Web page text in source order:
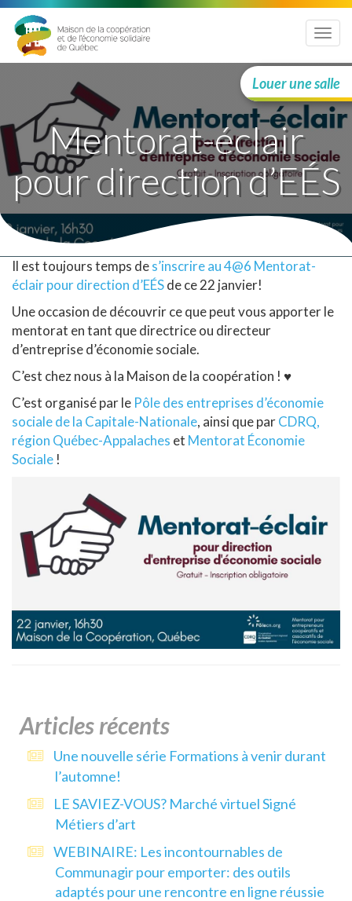
Menu
Louer une salle
Mentorat-éclair
pour direction d’EÉS
Il est toujours temps des’inscrire au 4@6 Mentorat-
éclair pour direction d’EÉSde ce 22 janvier!
Une occasion de découvrir ce que peut vous apporter le
mentorat en tant que directrice ou directeur
d’entreprise d’économie sociale.
C’est chez nous à la Maison de la coopération ! ♥
C’est organisé par le Pôle des entreprises d’économie
sociale de la Capitale-Nationale, ainsi que parCDRQ,
région Québec-Appalaches et Mentorat Économie
Sociale !
Articles récents
Une nouvelle série Formations à venir durant
l’automne!
LE SAVIEZ-VOUS? Marché virtuel Signé
Métiers d’art
WEBINAIRE: Les incontournables de
Communagir pour emporter: des outils
adaptés pour une rencontre en ligne réussie